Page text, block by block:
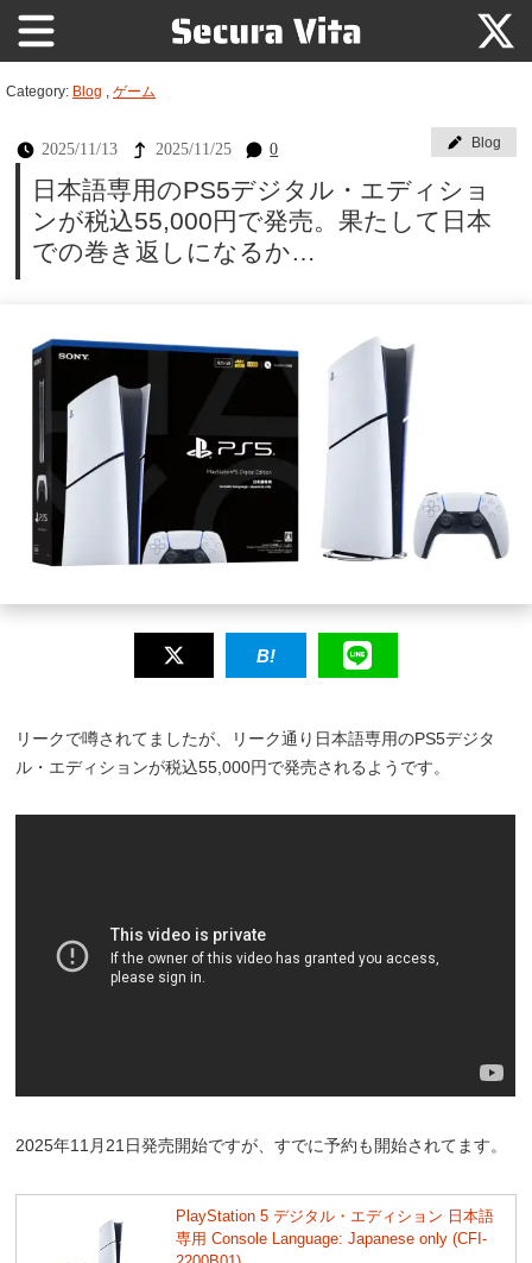
Category: Blog ゲーム
2025/11/13 2025/11/25 0 Blog
日本語専用のPS5デジタル・エディショ
ンが税込55,000円で発売。果たして日本
での巻き返しになるか…
リークで噂されてましたが、リーク通り日本語専用のPS5デジタ
ル・エディションが税込55,000円で発売されるようです。
2025年11月21日発売開始ですが、すでに予約も開始されてます。
PlayStation 5 デジタル・エディション 日本語
専用 Console Language: Japanese only (CFI-